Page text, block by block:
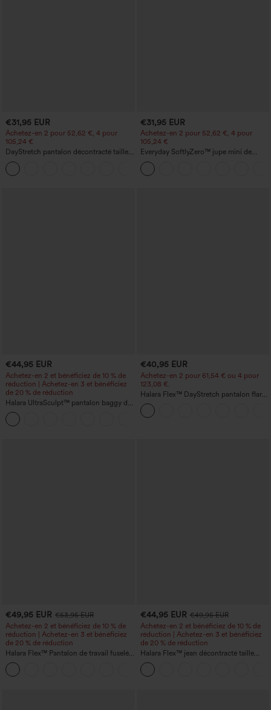
€31,95 EUR
Achetez-en 2 pour 52,62 €, 4 pour
105,24 €
DayStretch pantalon décontracté taille
haute avec poches et coupe droite
€31,95 EUR
Achetez-en 2 pour 52,62 €, 4 pour
105,24 €
Everyday SoftlyZero™ jupe mini de
tennis aérée à pans croisés 2-en-1 avec
poche latérale et toucher frais - Lucid-
UPF50+
€44,95 EUR
Achetez-en 2 et bénéficiez de 10 % de
réduction | Achetez-en 3 et bénéficiez
de 20 % de réduction
Halara UltraSculpt™ pantalon baggy de
yoga taille haute à effet gainant pour le
ventre, à rayures color block, avec
poches
€40,95 EUR
Achetez-en 2 pour 61,54 € ou 4 pour
123,08 €.
Halara Flex™ DayStretch pantalon flare
de travail, taille mi-haute, poche latérale
zippée
€49,95 EUR €53,95 EUR
Achetez-en 2 et bénéficiez de 10 % de
réduction | Achetez-en 3 et bénéficiez
de 20 % de réduction
Halara Flex™ Pantalon de travail fuselé,
uni, taille haute, avec poches
€44,95 EUR €49,95 EUR
Achetez-en 2 et bénéficiez de 10 % de
réduction | Achetez-en 3 et bénéficiez
de 20 % de réduction
Halara Flex™ jean décontracté taille
haute, large, avec poches, ourlet
retroussé et effet délavé